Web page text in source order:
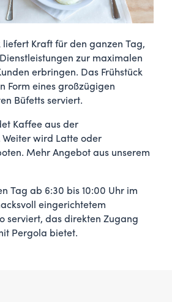
liefert Kraft für den ganzen Tag,
zur maximalen
erbringen. Das Frühstück
Form eines großzügigen
Büfetts serviert.
Kaffee aus der
Weiter wird Latte oder
Mehr Angebot aus unserem
Tag ab 6:30 bis 10:00 Uhr im
eingerichtetem
serviert, das direkten Zugang
Pergola bietet.